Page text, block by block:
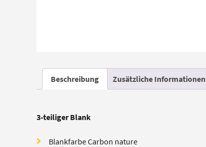
Beschreibung Zusätzliche Informationen
3-teiliger Blank
Blankfarbe Carbon nature